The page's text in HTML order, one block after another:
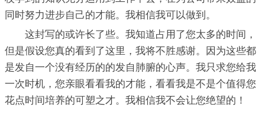
同时努力进步自己的才能。我相信我可以做到。
这封写的或许长了些。我知道占用了您太多的时间，
但是假设您真的看到了这里，我将不胜感谢。因为这些都
是发自一个没有经历的的发自肺腑的心声。我只求您给我
一次时机，您亲眼看看我的才能，看看我是不是个值得您
花点时间培养的可塑之才。我相信我不会让您绝望的！